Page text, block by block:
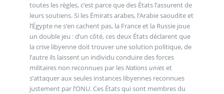
toutes les règles, c’est parce que des États l’assurent de
leurs soutiens. Si les Émirats arabes, l’Arabie saoudite et
l’Égypte ne s’en cachent pas, la France et la Russie joue
un double jeu : d’un côté, ces deux États déclarent que
la crise libyenne doit trouver une solution politique, de
l’autre ils laissent un individu conduire des forces
militaires non reconnues par lesNations unies
s’attaquer aux seules instances libyennes reconnues
justement par l’ONU. Ces États qui sont membres du